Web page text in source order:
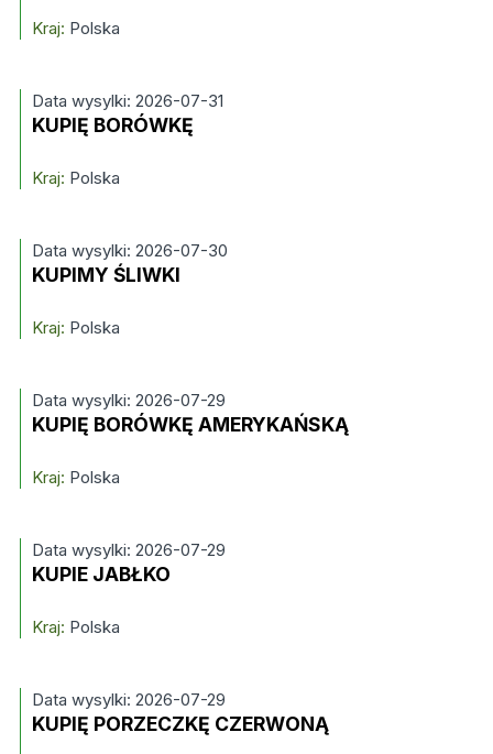
Kraj: Polska
Data wysylki: 2026-07-31
KUPIĘ BORÓWKĘ
Kraj: Polska
Data wysylki: 2026-07-30
KUPIMY ŚLIWKI
Kraj: Polska
Data wysylki: 2026-07-29
KUPIĘ BORÓWKĘ AMERYKAŃSKĄ
Kraj: Polska
Data wysylki: 2026-07-29
KUPIE JABŁKO
Kraj: Polska
Data wysylki: 2026-07-29
KUPIĘ PORZECZKĘ CZERWONĄ